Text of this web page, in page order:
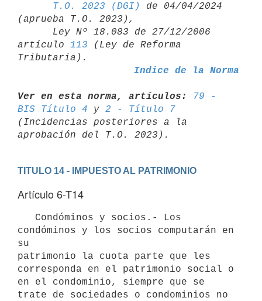
T.O. 2023 (DGI)
de 04/04/2024
(aprueba T.O. 2023),
artículo 113 (Ley de Reforma
Indice de la Norma
Ver en esta norma, artículos:
79 -
BIS Título 4 y 2 - Título 7
(Incidencias posteriores a la
TITULO 14 - IMPUESTO AL PATRIMONIO
Artículo 6-T14
condóminos y los socios computarán en
su
patrimonio la cuota parte que les
corresponda en el patrimonio social o
en el condominio, siempre que se
trate de sociedades o condominios no